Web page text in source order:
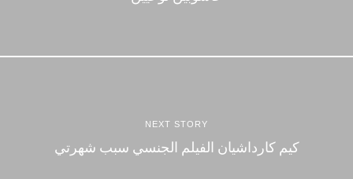
NEXT STORY
كيم كارداشيان الفيلم الجنسي سبب شهرتي